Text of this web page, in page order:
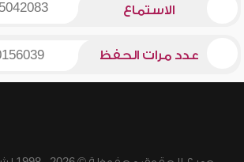
الاستماع
عدد مرات الحفظ